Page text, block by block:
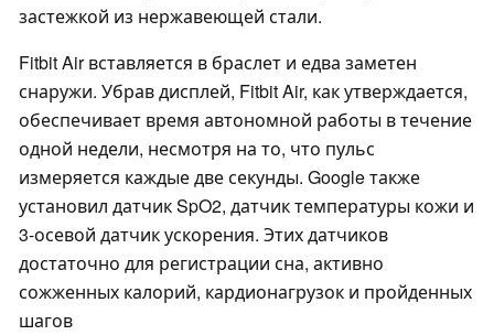
застежкой из нержавеющей стали.
Fitbit Air вставляется в браслет и едва заметен
снаружи. Убрав дисплей, Fitbit Air, как утверждается,
обеспечивает время автономной работы в течение
одной недели, несмотря на то, что пульс
измеряется каждые две секунды. Google также
установил датчик SpO2, датчик температуры кожи и
3-осевой датчик ускорения. Этих датчиков
достаточно для регистрации сна, активно
сожженных калорий, кардионагрузок и пройденных
шагов